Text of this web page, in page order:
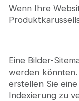
Wenn Ihre
Eine Bilder-
werden
erstellen Sie
Indexierung zu